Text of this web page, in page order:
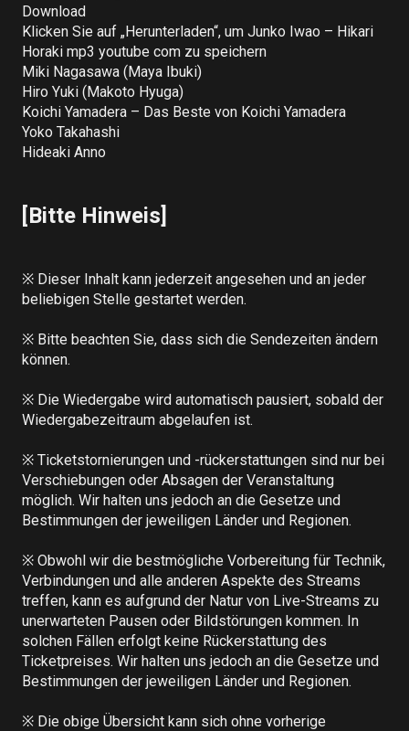
Download
Klicken Sie auf „Herunterladen“, um Junko Iwao – Hikari
Horaki mp3 youtube com zu speichern
Miki Nagasawa (Maya Ibuki)
Hiro Yuki (Makoto Hyuga)
Koichi Yamadera – Das Beste von Koichi Yamadera
Yoko Takahashi
Hideaki Anno
[Bitte Hinweis]
※ Dieser Inhalt kann jederzeit angesehen und an jeder
beliebigen Stelle gestartet werden.
※ Bitte beachten Sie, dass sich die Sendezeiten ändern
können.
※ Die Wiedergabe wird automatisch pausiert, sobald der
Wiedergabezeitraum abgelaufen ist.
※ Ticketstornierungen und -rückerstattungen sind nur bei
Verschiebungen oder Absagen der Veranstaltung
möglich. Wir halten uns jedoch an die Gesetze und
Bestimmungen der jeweiligen Länder und Regionen.
※ Obwohl wir die bestmögliche Vorbereitung für Technik,
Verbindungen und alle anderen Aspekte des Streams
treffen, kann es aufgrund der Natur von Live-Streams zu
unerwarteten Pausen oder Bildstörungen kommen. In
solchen Fällen erfolgt keine Rückerstattung des
Ticketpreises. Wir halten uns jedoch an die Gesetze und
Bestimmungen der jeweiligen Länder und Regionen.
※ Die obige Übersicht kann sich ohne vorherige